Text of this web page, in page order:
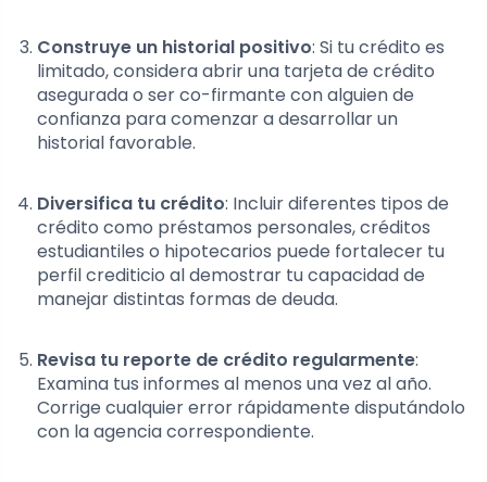
Construye un historial positivo: Si tu crédito es
limitado, considera abrir una tarjeta de crédito
asegurada o ser co-firmante con alguien de
confianza para comenzar a desarrollar un
historial favorable.
Diversifica tu crédito: Incluir diferentes tipos de
crédito como préstamos personales, créditos
estudiantiles o hipotecarios puede fortalecer tu
perfil crediticio al demostrar tu capacidad de
manejar distintas formas de deuda.
Revisa tu reporte de crédito regularmente:
Examina tus informes al menos una vez al año.
Corrige cualquier error rápidamente disputándolo
con la agencia correspondiente.